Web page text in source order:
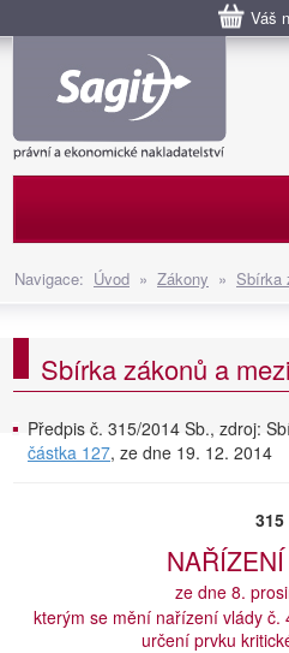
Váš
Navigace: Úvod » Zákony » Sbírka
Sbírka zákonů a
Předpis č. 315/2014 Sb., zdroj:
částka 127, ze dne 19. 12. 2014
315
ze dne 8.
kterým se mění nařízení vlády č.
určení prvku